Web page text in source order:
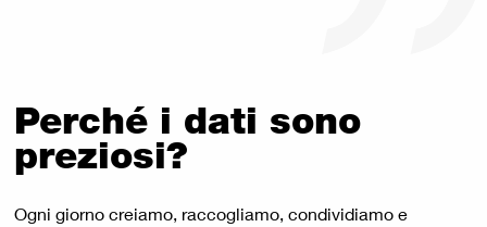
Perché i dati sono
preziosi?
Ogni giorno creiamo, raccogliamo, condividiamo e